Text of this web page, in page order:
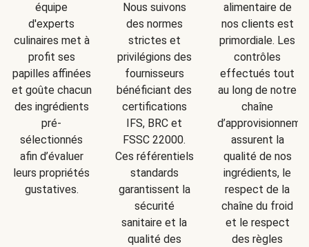
équipe
d'experts
culinaires met à
profit ses
papilles affinées
et goûte chacun
des ingrédients
pré-
sélectionnés
afin d’évaluer
leurs propriétés
gustatives.
Nous suivons
des normes
strictes et
privilégions des
fournisseurs
bénéficiant des
certifications
IFS, BRC et
FSSC 22000.
Ces référentiels
standards
garantissent la
sécurité
sanitaire et la
qualité des
alimentaire de
nos clients est
primordiale. Les
contrôles
effectués tout
au long de notre
chaîne
assurent la
qualité de nos
ingrédients, le
respect de la
chaîne du froid
et le respect
des règles